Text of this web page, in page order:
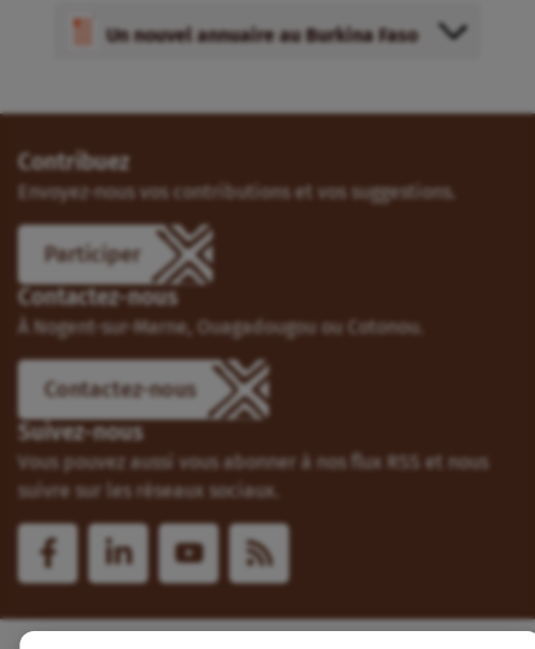
Un nouvel annuaire au Burkina Faso
Contribuez
Envoyez-nous vos contributions et vos suggestions.
Participer
Contactez-nous
À Nogent-sur-Marne, Ouagadougou ou Cotonou.
Contactez-nous
Suivez-nous
Vous pouvez aussi vous abonner à nos flux RSS et nous
suivre sur les réseaux sociaux.